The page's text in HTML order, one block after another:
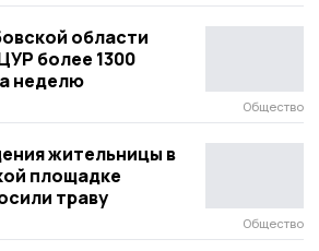
области
более 1300
неделю
Общество
жительницы в
площадке
траву
Общество